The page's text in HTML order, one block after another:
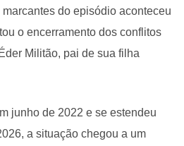
do episódio aconteceu
o encerramento dos conflitos
Militão, pai de sua filha
junho de 2022 e se estendeu
a situação chegou a um